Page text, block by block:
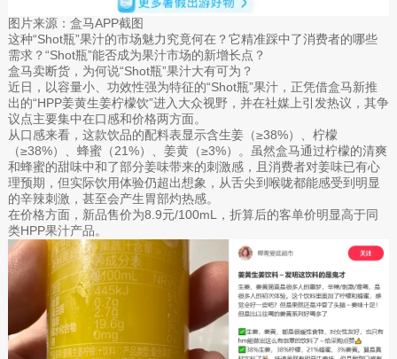
图片来源：盒马APP截图
这种“Shot瓶”果汁的市场魅力究竟何在？它精准踩中了消费者的哪些
需求？“Shot瓶”能否成为果汁市场的新增长点？
盒马卖断货，为何说“Shot瓶”果汁大有可为？
近日，以容量小、功效性强为特征的“Shot瓶”果汁，正凭借盒马新推
出的“HPP姜黄生姜柠檬饮”进入大众视野，并在社媒上引发热议，其争
议点主要集中在口感和价格两方面。
从口感来看，这款饮品的配料表显示含生姜（≥38%）、柠檬
（≥38%）、蜂蜜（21%）、姜黄（≥3%）。虽然盒马通过柠檬的清爽
和蜂蜜的甜味中和了部分姜味带来的刺激感，且消费者对姜味已有心
理预期，但实际饮用体验仍超出想象，从舌尖到喉咙都能感受到明显
的辛辣刺激，甚至会产生胃部灼热感。
在价格方面，新品售价为8.9元/100mL，折算后的客单价明显高于同
类HPP果汁产品。